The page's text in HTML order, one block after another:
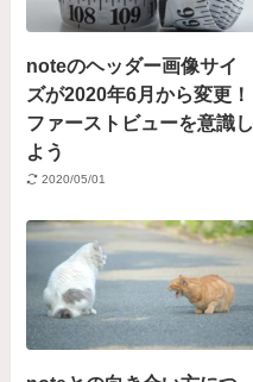
noteのヘッダー画像サイ
ズが2020年6月から変更！
ファーストビューを意識し
よう
2020/05/01